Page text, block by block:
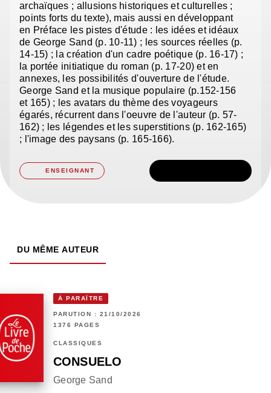
archaïques ; allusions historiques et culturelles ;
points forts du texte), mais aussi en développant
en Préface les pistes d'étude : les idées et idéaux
de George Sand (p. 10-11) ; les sources réelles (p.
14-15) ; la création d'un cadre poétique (p. 16-17) ;
la portée initiatique du roman (p. 17-20) et en
annexes, les possibilités d'ouverture de l'étude.
George Sand et la musique populaire (p.152-156
et 165) ; les avatars du thème des voyageurs
égarés, récurrent dans l'oeuvre de l'auteur (p. 57-
162) ; les légendes et les superstitions (p. 162-165)
; l'image des paysans (p. 165-166).
ENSEIGNANT
DU MÊME AUTEUR
À PARAÎTRE
PARUTION : 21/10/2026
1376 PAGES
CLASSIQUES
CONSUELO
George Sand